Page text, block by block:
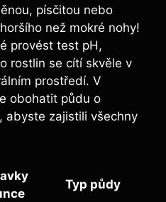
písčitou nebo‍
než mokré nohy!
provést test pH,
rostlin se cítí skvěle v
prostředí. V
obohatit půdu o
abyste zajistili všechny
Typ půdy